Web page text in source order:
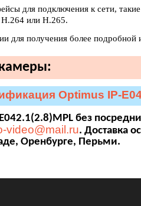
для подключения к сети,
или H.265.
для получения более
Optimus IP-
без
video@mail.ru. Доставка
Оренбурге, Перьми.